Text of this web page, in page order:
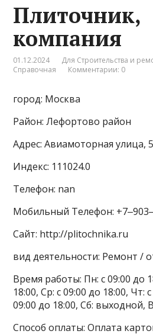
Плиточник,
компания
01.12.2024 Для Строительства и
Справочная
Комментарии: 0
город: Москва
Район: Лефортово район
Адрес: Авиамоторная улица,
Индекс: 111024.0
Телефон: nan
Мобильный Телефон:
Сайт: http://plitochnika.ru
вид деятельности: Ремонт /
Время работы: Пн: с 09:00 до
18:00, Ср: с 09:00 до 18:00, Чт:
09:00 до 18:00, Сб: выходной,
Способ оплаты: Оплата